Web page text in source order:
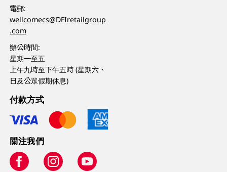
電郵:
wellcomecs@DFIretailgroup
.com
辦公時間:
星期一至五
上午九時至下午五時 (星期六、
日及公眾假期休息)
付款方式
關注我們